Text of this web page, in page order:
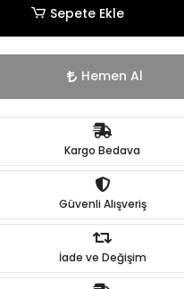
Sepete Ekle
Hemen Al
Kargo Bedava
Güvenli Alışveriş
İade ve Değişim